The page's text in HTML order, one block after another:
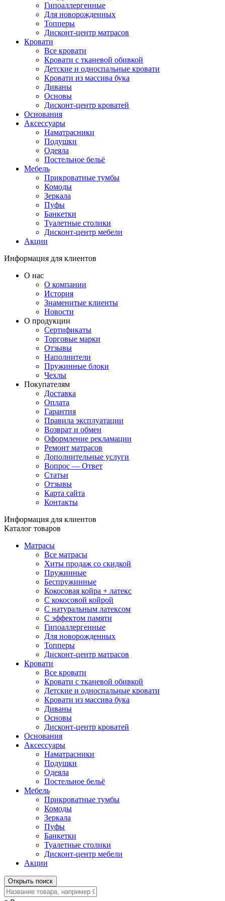
Гипоаллергенные
Для новорожденных
Топперы
Дисконт-центр матрасов
Кровати
Все кровати
Кровати с тканевой обивкой
Детские и односпальные кровати
Кровати из массива бука
Диваны
Основы
Дисконт-центр кроватей
Основания
Аксессуары
Наматрасники
Подушки
Одеяла
Постельное бельё
Мебель
Прикроватные тумбы
Комоды
Зеркала
Пуфы
Банкетки
Туалетные столики
Дисконт-центр мебели
Акции
Информация для клиентов
О нас
О компании
История
Знаменитые клиенты
Новости
О продукции
Сертификаты
Торговые марки
Отзывы
Наполнители
Пружинные блоки
Чехлы
Покупателям
Доставка
Оплата
Гарантия
Правила эксплуатации
Возврат и обмен
Оформление рекламации
Ремонт матрасов
Дополнительные услуги
Вопрос — Ответ
Статьи
Отзывы
Карта сайта
Контакты
Информация для клиентов
Каталог товаров
Матрасы
Все матрасы
Хиты продаж со скидкой
Пружинные
Беспружинные
Кокосовая койра + латекс
С кокосовой койрой
С натуральным латексом
С эффектом памяти
Гипоаллергенные
Для новорожденных
Топперы
Дисконт-центр матрасов
Кровати
Все кровати
Кровати с тканевой обивкой
Детские и односпальные кровати
Кровати из массива бука
Диваны
Основы
Дисконт-центр кроватей
Основания
Аксессуары
Наматрасники
Подушки
Одеяла
Постельное бельё
Мебель
Прикроватные тумбы
Комоды
Зеркала
Пуфы
Банкетки
Туалетные столики
Дисконт-центр мебели
Акции
Открыть поиск